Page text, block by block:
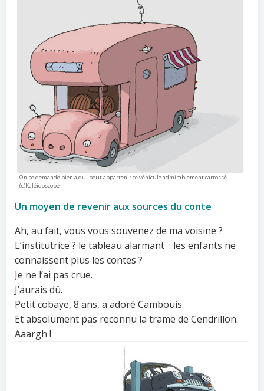
On se demande bien à qui peut appartenir ce véhicule admirablement carrossé
(c)Kaléidoscope
Un moyen de revenir aux sources du conte
Ah, au fait, vous vous souvenez de ma voisine ?
L’institutrice ? le tableau alarmant : les enfants ne
connaissent plus les contes ?
Je ne l’ai pas crue.
J’aurais dû.
Petit cobaye, 8 ans, a adoré Cambouis.
Et absolument pas reconnu la trame de Cendrillon.
Aaargh !